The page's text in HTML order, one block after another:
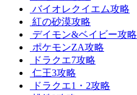
バイオレクイエム攻略
紅の砂漠攻略
デイモン&ベイビー攻略
ポケモンZA攻略
ドラクエ7攻略
仁王3攻略
ドラクエ1・2攻略